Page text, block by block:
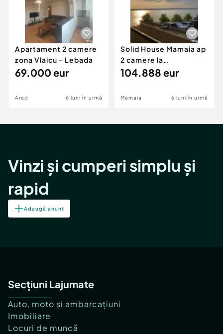
Apartament 2 camere
zona Vlaicu - Lebada
69.000 eur
Arad 6 luni în urmă
Solid House Mamaia ap
2 camere la
cheie,langa Mega
104.888 eur
Mamaia 6 luni în urmă
Vinzi și cumperi simplu și
rapid
Adaugă anunț
Secțiuni Lajumate
Auto, moto și ambarcațiuni
Imobiliare
Locuri de muncă